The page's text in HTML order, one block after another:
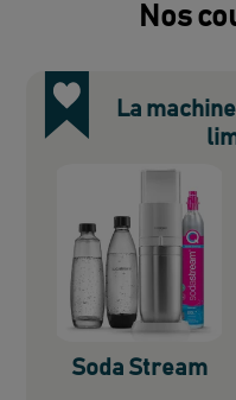
Nos
La
Soda Stream